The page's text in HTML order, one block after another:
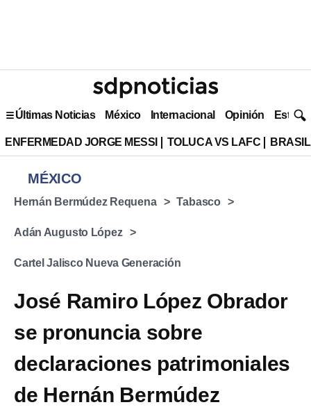
Últimas Noticias México Internacional Opinión Estilo
ENFERMEDAD JORGE MESSI TOLUCA VS LAFC
MÉXICO
Hernán Bermúdez Requena Tabasco
Adán Augusto López
Cartel Jalisco Nueva Generación
José Ramiro López Obrador
se pronuncia sobre
declaraciones patrimoniales
de Hernán Bermúdez